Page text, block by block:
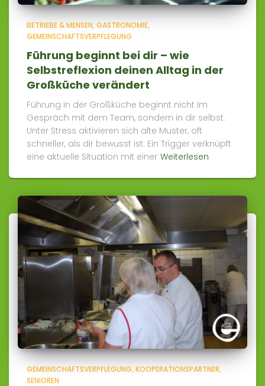
BETRIEBE & MENSEN GASTRONOMIE
GEMEINSCHAFTSVERPFLEGUNG
Führung beginnt bei dir – wie
Selbstreflexion deinen Alltag in der
Großküche verändert
Führung in der Großküche beginnt nicht im
Gespräch mit dem Team, sondern in dir selbst.
Unter Stress aktivieren sich alte Muster, oft
schneller, als dir bewusst ist. Ein Trigger verknüpft
eine aktuelle Situation mit einer Weiterlesen
GEMEINSCHAFTSVERPFLEGUNG KOOPERATIONSPARTNER
SENIOREN